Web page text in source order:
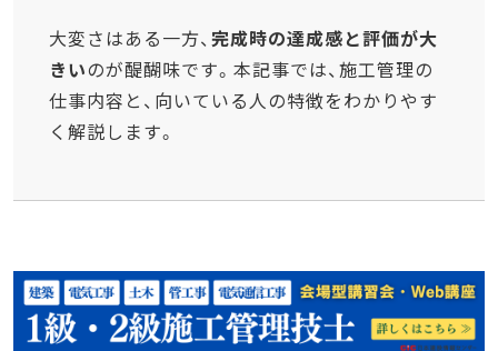
大変さはある一方、完成時の達成感と評価が大
きいのが醍醐味です。本記事では、施工管理の
仕事内容と、向いている人の特徴をわかりやす
く解説します。